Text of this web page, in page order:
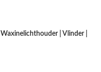
Waxinelichthouder | Vlinder |